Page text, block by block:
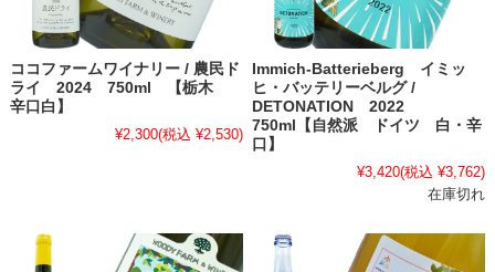
ココファームワイナリー / 農民ド
ライ 2024 750ml 【栃木
辛口白】
¥2,300(税込 ¥2,530)
Immich-Batterieberg イミッ
ヒ・バッテリーベルグ /
DETONATION 2022
750ml【自然派 ドイツ 白・辛
口】
¥3,420(税込 ¥3,762)
在庫切れ